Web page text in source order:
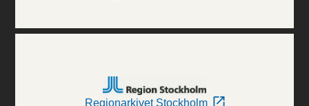
Regionarkivet Stockholm